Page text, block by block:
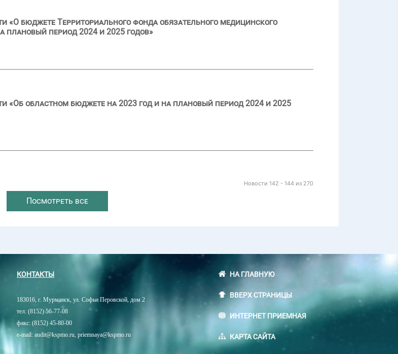
«О бюджете Территориального фонда обязательного медицинского
плановый период 2024 и 2025 годов»
«Об областном бюджете на 2023 год и на плановый период 2024 и 2025
Новости 142 - 144 из 270
Посмотреть все
КОНТАКТЫ
183016, г. Мурманск, ул. Софьи Перовской, дом 2
тел: (8152) 56-77-08
факс: (8152) 45-80-00
e-mail: audit@kspmo.ru, priemnaya@kspmo.ru
НА ГЛАВНУЮ
ВВЕРХ СТРАНИЦЫ
ИНТЕРНЕТ ПРИЕМНАЯ
КАРТА САЙТА